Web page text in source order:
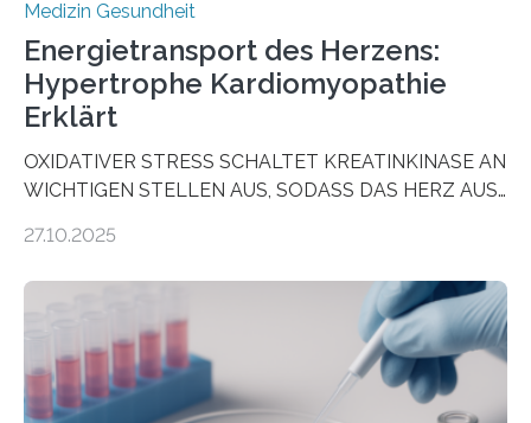
Medizin Gesundheit
Energietransport des Herzens:
Hypertrophe Kardiomyopathie
Erklärt
OXIDATIVER STRESS SCHALTET KREATINKINASE AN
WICHTIGEN STELLEN AUS, SODASS DAS HERZ AUS
aus dem Deutschen Zentrum für Herzinsuffizienz
im Journal Circulation, warum der Energietransport bei
der Hypertrophen Kardiomyopathie (HCM) versagen
kann und wie sich durch eine Verringerung der
Herzbelastung und des oxidativen Stresses
Rhythmusstörungen reduzieren lassen. Würzburg. Die
27.10.2025